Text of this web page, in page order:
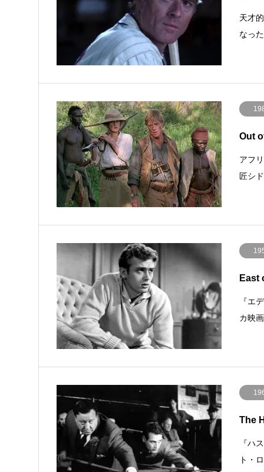
天才
なっ
Out
アフ
匠シ
East
『エ
カ映
The
『ハ
ト・